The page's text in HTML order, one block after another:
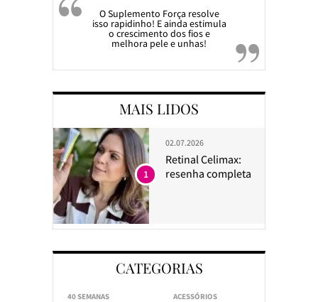
O Suplemento Força resolve
isso rapidinho! E ainda estimula
o crescimento dos fios e
melhora pele e unhas!
MAIS LIDOS
02.07.2026
Retinal Celimax:
resenha completa
1
CATEGORIAS
40 SEMANAS
ACESSÓRIOS